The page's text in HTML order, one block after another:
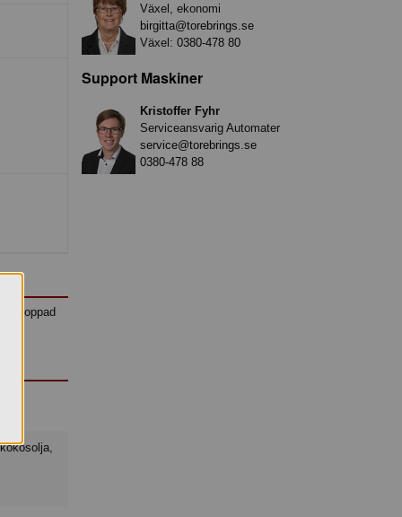
toppad
Växel, ekonomi
birgitta@torebrings.se
Växel: 0380-478 80
Support Maskiner
Kristoffer Fyhr
Serviceansvarig Automater
service@torebrings.se
0380-478 88